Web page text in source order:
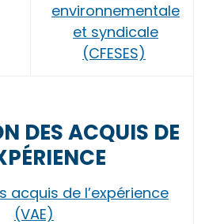
environnementale
et syndicale
(CFESES)
DES ACQUIS DE
acquis de l’expérience
(VAE)